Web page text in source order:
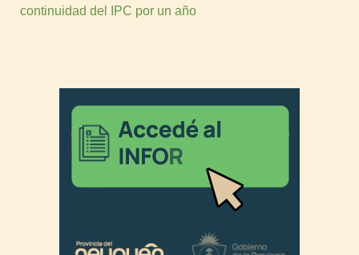
continuidad del IPC por un año